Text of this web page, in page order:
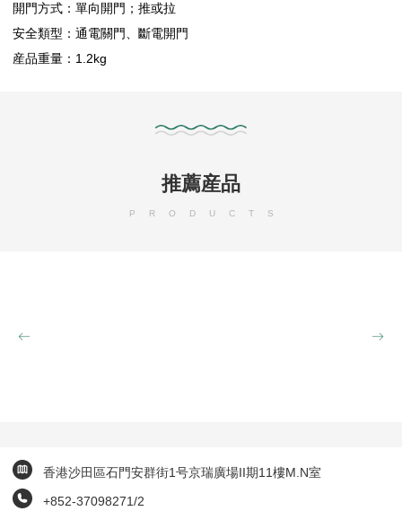
開門方式：單向開門；推或拉
安全類型：通電關門、斷電開門
産品重量：1.2kg
推薦産品
PRODUCTS
香港沙田區石門安群街1号京瑞廣場II期11樓M.N室
+852-37098271/2